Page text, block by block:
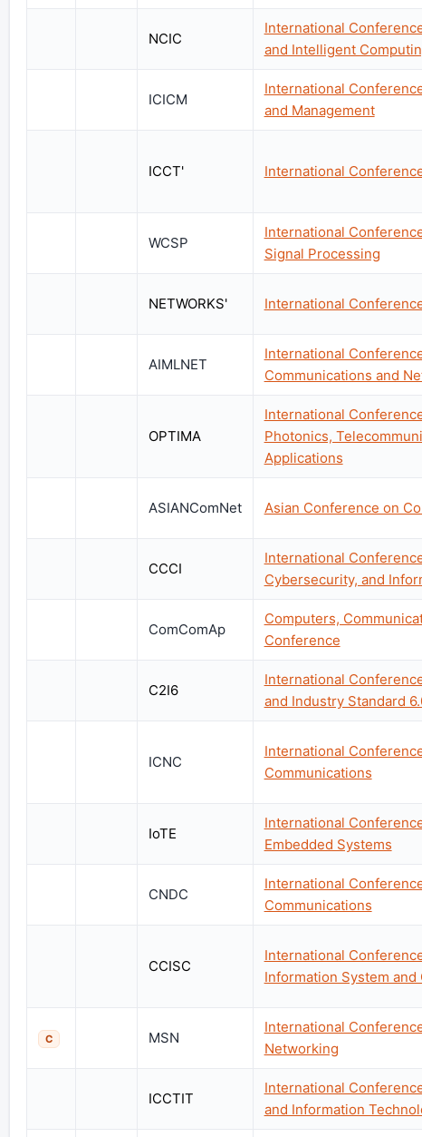
NCIC
International
and Intelligent
ICICM
International
and Management
ICCT' International
WCSP
International
Signal Processing
NETWORKS' International
AIMLNET
International
Communications and
OPTIMA
International
Photonics,
Applications
ASIANComNet Asian Conference on
CCCI
International
Cybersecurity, and
ComComAp
Computers,
Conference
C2I6
International
and Industry Standard
ICNC
International
Communications
IoTE
International
Embedded Systems
CNDC
International
Communications
CCISC
International
Information System
C MSN
International
Networking
ICCTIT
International
and Information